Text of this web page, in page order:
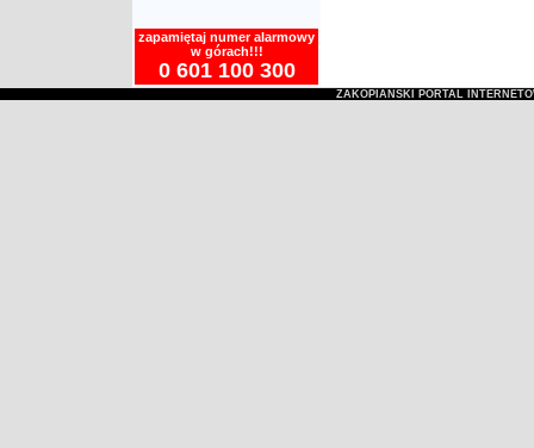
zapamiętaj numer alarmowy
w górach!!!
0 601 100 300
ZAKOPIAŃSKI PORTAL